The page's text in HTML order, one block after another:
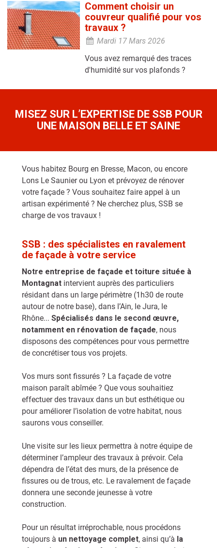
Comment choisir un
couvreur qualifié pour vos
travaux ?
Mardi 17 Mars 2026
Vous avez remarqué des traces
d'humidité sur vos plafonds ?
MISEZ SUR L’EXPERTISE DE SSB POUR
UNE MAISON BELLE ET SAINE
Vous habitez Bourg en Bresse, Macon, ou encore
Lons Le Saunier ou Lyon et prévoyez de rénover
votre façade ? Vous souhaitez faire appel à un
artisan expérimenté ? Ne cherchez plus, SSB se
charge de vos travaux !
SSB : des spécialistes en ravalement
de façade à votre service
Notre entreprise de façade et toiture située à
Montagnatintervient auprès des particuliers
résidant dans un large périmètre (1h30 de route
autour de notre base), dans l’Ain, le Jura, le
Rhône... Spécialisés dans le second œuvre,
notamment en rénovation de façade, nous
disposons des compétences pour vous permettre
de concrétiser tous vos projets.
Vos murs sont fissurés ? La façade de votre
maison paraît abîmée ? Que vous souhaitiez
effectuer des travaux dans un but esthétique ou
pour améliorer l’isolation de votre habitat, nous
saurons vous conseiller.
Une visite sur les lieux permettra à notre équipe de
déterminer l’ampleur des travaux à prévoir. Cela
dépendra de l’état des murs, de la présence de
fissures ou de trous, etc. Le ravalement de façade
donnera une seconde jeunesse à votre
construction.
Pour un résultat irréprochable, nous procédons
toujours à un nettoyage complet, ainsi qu’à la